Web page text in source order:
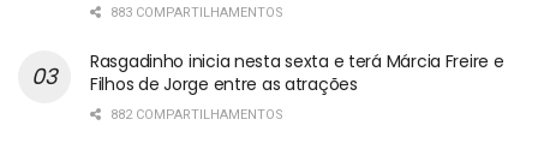
883 COMPARTILHAMENTOS
Rasgadinho inicia nesta sexta e terá Márcia Freire e
Filhos de Jorge entre as atrações
882 COMPARTILHAMENTOS